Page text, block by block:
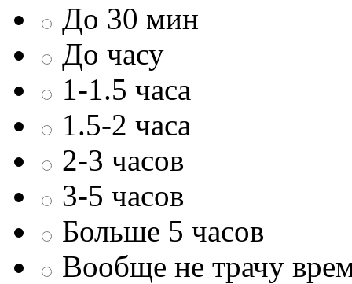
До 30 мин
До часу
1-1.5 часа
1.5-2 часа
2-3 часов
3-5 часов
Больше 5 часов
Вообще не трачу